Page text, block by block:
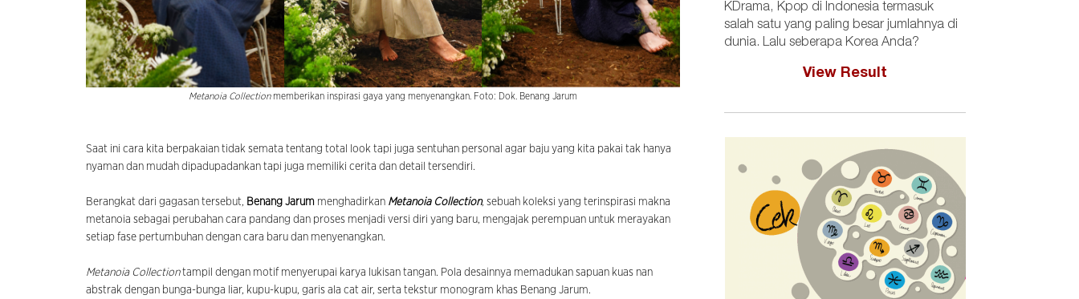
Metanoia Collectionmemberikan inspirasi gaya yang menyenangkan. Foto: Dok. Benang Jarum
Saat ini cara kita berpakaian tidak semata tentang total look tapi juga sentuhan personal agar baju yang kita pakai tak hanya
nyaman dan mudah dipadupadankan tapi juga memiliki cerita dan detail tersendiri.
Berangkat dari gagasan tersebut, Benang Jarum menghadirkan Metanoia Collection, sebuah koleksi yang terinspirasi makna
metanoia sebagai perubahan cara pandang dan proses menjadi versi diri yang baru, mengajak perempuan untuk merayakan
setiap fase pertumbuhan dengan cara baru dan menyenangkan.
Metanoia Collectiontampil dengan motif menyerupai karya lukisan tangan. Pola desainnya memadukan sapuan kuas nan
abstrak dengan bunga-bunga liar, kupu-kupu, garis ala cat air, serta tekstur monogram khas Benang Jarum.
KDrama, Kpop di Indonesia termasuk
salah satu yang paling besar jumlahnya di
dunia. Lalu seberapa Korea Anda?
View Result